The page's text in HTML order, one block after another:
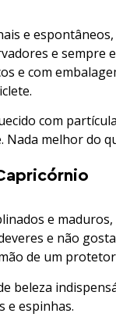
e
e sempre
e com
com
Nada melhor do
e
e não
de um
beleza
e espinhas.